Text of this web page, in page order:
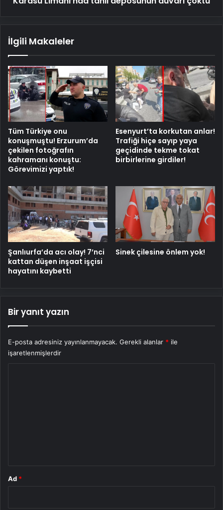
İlgili Makaleler
Tüm Türkiye onu
konuşmuştu! Erzurum’da
çekilen fotoğrafın
kahramanı konuştu:
Görevimizi yaptık!
Esenyurt’ta korkutan anlar!
Trafiği hiçe sayıp yaya
geçidinde tekme tokat
birbirlerine girdiler!
Şanlıurfa’da acı olay! 7’nci
kattan düşen inşaat işçisi
hayatını kaybetti
Sinek çilesine önlem yok!
Bir yanıt yazın
E-posta adresiniz yayınlanmayacak. Gerekli alanlar * ile
işaretlenmişlerdir
Ad *